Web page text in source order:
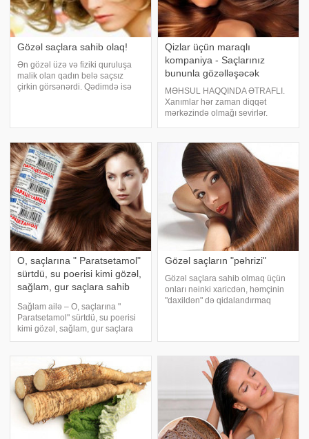
Gözəl saçlara sahib olaq!
Ən gözəl üzə və fiziki quruluşa
malik olan qadın belə saçsız
çirkin görsənərdi. Qədimdə isə
saça malik olmaq imkan
Qizlar üçün maraqlı
kompaniya - Saçlarınız
bununla gözəlləşəcək
MƏHSUL HAQQINDA ƏTRAFLI.
Xanımlar hər zaman diqqət
mərkəzində olmağı sevirlər.
baxımlı olması üçün syatı buran
və düzləşdirən saç fenlərinin
ucuz qiymətdə satışın
O, saçlarına " Paratsetamol"
sürtdü, su poerisi kimi gözəl,
sağlam, gur saçlara sahib
Sağlam ailə – O, saçlarına "
Paratsetamol" sürtdü, su poerisi
kimi gözəl, sağlam, gur saçlara
sahib oldu. O, saçlarına "
kimi gözəl, sağlam, gur saçlara
sahib oldu. Sa
Gözəl saçların "pəhrizi"
Gözəl saçlara sahib olmaq üçün
onları nəinki xaricdən, həmçinin
"daxildən" də qidalandırmaq